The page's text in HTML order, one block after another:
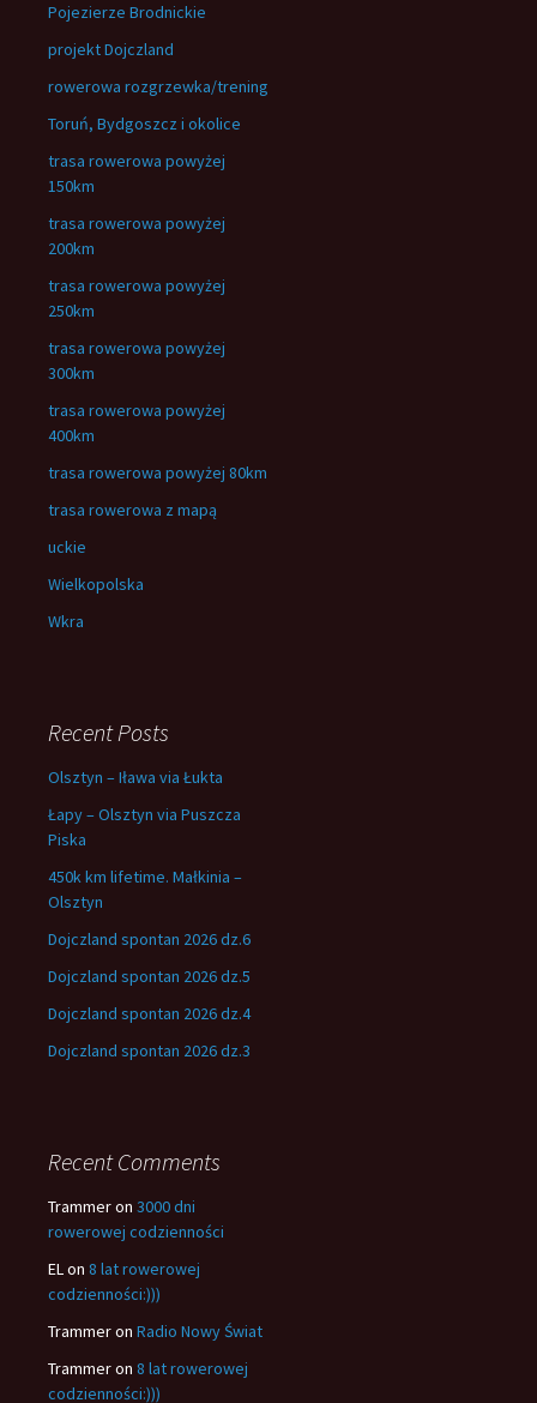
Pojezierze Brodnickie
projekt Dojczland
rowerowa rozgrzewka/trening
Toruń, Bydgoszcz i okolice
trasa rowerowa powyżej
150km
trasa rowerowa powyżej
200km
trasa rowerowa powyżej
250km
trasa rowerowa powyżej
300km
trasa rowerowa powyżej
400km
trasa rowerowa powyżej 80km
trasa rowerowa z mapą
uckie
Wielkopolska
Wkra
Recent Posts
Olsztyn – Iława via Łukta
Łapy – Olsztyn via Puszcza
Piska
450k km lifetime. Małkinia –
Olsztyn
Dojczland spontan 2026 dz.6
Dojczland spontan 2026 dz.5
Dojczland spontan 2026 dz.4
Dojczland spontan 2026 dz.3
Recent Comments
Trammeron 3000 dni
rowerowej codzienności
ELon 8 lat rowerowej
codzienności:)))
Trammeron Radio Nowy Świat
Trammeron 8 lat rowerowej
codzienności:)))